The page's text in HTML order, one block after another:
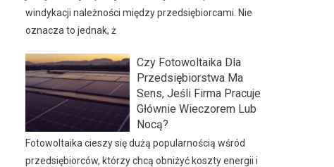
windykacji należności między przedsiębiorcami. Nie
oznacza to jednak, ż
Czy Fotowoltaika Dla
Przedsiębiorstwa Ma
Sens, Jeśli Firma Pracuje
Głównie Wieczorem Lub
Nocą?
Fotowoltaika cieszy się dużą popularnością wśród
przedsiębiorców, którzy chcą obniżyć koszty energii i